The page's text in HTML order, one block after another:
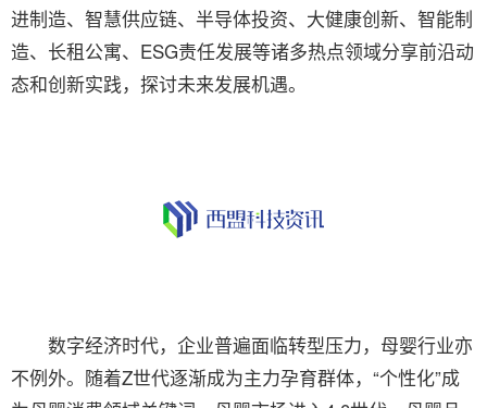
进制造、智慧供应链、半导体投资、大健康创新、智能制
造、长租公寓、ESG责任发展等诸多热点领域分享前沿动
态和创新实践，探讨未来发展机遇。
数字经济时代，企业普遍面临转型压力，母婴行业亦
不例外。随着Z世代逐渐成为主力孕育群体，“个性化”成